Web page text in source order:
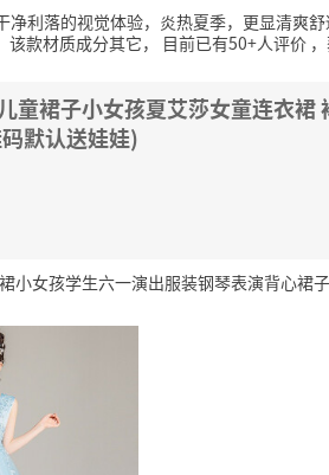
利落的视觉体验，炎热夏季，更显清爽
该款材质成分其它， 目前已有50+人评价
童裙子小女孩夏艾莎女童连衣裙
默认送娃娃)
小女孩学生六一演出服装钢琴表演背心裙